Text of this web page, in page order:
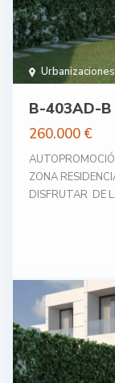
Urbanizaciones
B-403AD-B
260.000 €
ZONA
DISFRUTAR DE